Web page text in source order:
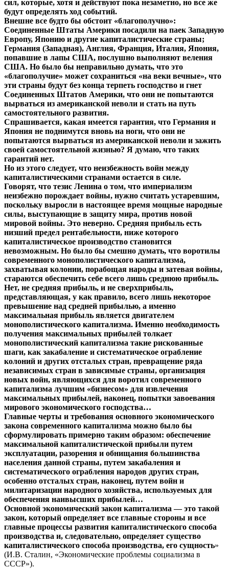
сил, которые, хотя и действуют пока незаметно, но все же
будут определять ход событий.
Внешне все будто бы обстоит «благополучно»:
Соединенные Штаты Америки посадили на паек Западную
Европу, Японию и другие капиталистические страны;
Германия (Западная), Англия, Франция, Италия, Япония,
попавшие в лапы США, послушно выполняют веления
США. Но было бы неправильно думать, что это
«благополучие» может сохраниться «на веки вечные», что
эти страны будут без конца терпеть господство и гнет
Соединенных Штатов Америки, что они не попытаются
вырваться из американской неволи и стать на путь
самостоятельного развития.
Спрашивается, какая имеется гарантия, что Германия и
Япония не поднимутся вновь на ноги, что они не
попытаются вырваться из американской неволи и зажить
своей самостоятельной жизнью? Я думаю, что таких
гарантий нет.
Но из этого следует, что неизбежность войн между
капиталистическими странами остается в силе.
Говорят, что тезис Ленина о том, что империализм
неизбежно порождает войны, нужно считать устаревшим,
поскольку выросли в настоящее время мощные народные
силы, выступающие в защиту мира, против новой
мировой войны. Это неверно. Средняя прибыль есть
низший предел рентабельности, ниже которого
капиталистическое производство становится
невозможным. Но было бы смешно думать, что воротилы
современного монополистического капитализма,
захватывая колонии, порабощая народы и затевая войны,
стараются обеспечить себе всего лишь среднюю прибыль.
Нет, не средняя прибыль, и не сверхприбыль,
представляющая, у как правило, всего лишь некоторое
превышение над средней прибылью, а именно
максимальная прибыль является двигателем
монополистического капитализма. Именно необходимость
получения максимальных прибылей толкает
монополистический капитализма такие рискованные
шаги, как закабаление и систематическое ограбление
колоний и других отсталых стран, превращение ряда
независимых стран в зависимые страны, организация
новых войн, являющихся для воротил современного
капитализма лучшим «бизнесом» для извлечения
максимальных прибылей, наконец, попытки завоевания
мирового экономического господства…
Главные черты и требования основного экономического
закона современного капитализма можно было бы
сформулировать примерно таким образом: обеспечение
максимальной капиталистической прибыли путем
эксплуатации, разорения и обнищания большинства
населения данной страны, путем закабаления и
систематического ограбления народов других стран,
особенно отсталых стран, наконец, путем войн и
милитаризации народного хозяйства, используемых для
обеспечения наивысших прибылей…
Основной экономический закон капитализма — это такой
закон, который определяет все главные стороны и все
главные процессы развития капиталистического способа
производства и, следовательно, определяет существо
капиталистического способа производства, его сущность»
(И.В. Сталин, «Экономические проблемы социализма в
СССР»).